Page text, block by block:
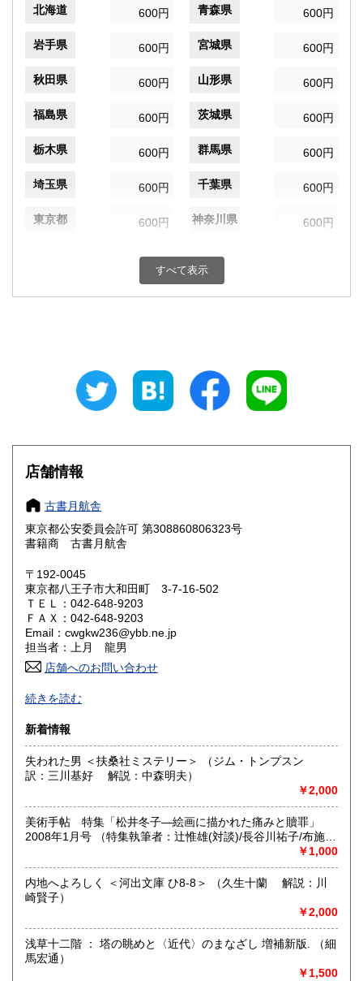
北海道 600円 青森県 600円
岩手県 600円 宮城県 600円
秋田県 600円 山形県 600円
福島県 600円 茨城県 600円
栃木県 600円 群馬県 600円
埼玉県 600円 千葉県 600円
東京都 600円 神奈川県 600円
600円 富山県
600円 三重県
大阪府
奈良県
鳥取県 600円 島根県
岡山県
山口県 600円
香川県 600円
高知県 600円
佐賀県
熊本県 600円 大分県 600円
宮崎県 600円
600円
すべて表示
店舗情報
古書月航舎
東京都公安委員会許可 第308860806323号
書籍商 古書月航舎
〒192-0045
東京都八王子市大和田町 3-7-16-502
ＴＥＬ：042-648-9203
ＦＡＸ：042-648-9203
Email：cwgkw236@ybb.ne.jp
担当者：上月 龍男
店舗へのお問い合わせ
インターネット通販専門の古書店です。迅速でスムーズな対
応を心がけております。
沿線名：無店舗です
最寄駅：-
営業時間：-
定休日：不定休
書籍の買取について
-
取り扱い分野
美術工芸、趣味、サブカルチャー、古書一般（その他）
続きを読む
新着情報
失われた男 ＜扶桑社ミステリー＞ （ジム・トンプスン
訳：三川基好 解説：中森明夫）
￥2,000
美術手帖 特集「松井冬子—絵画に描かれた痛みと贖罪」
2008年1月号 （特集執筆者：辻惟雄(対談)/長谷川祐子/布施英
￥1,000
内地へよろしく ＜河出文庫 ひ8-8＞ （久生十蘭 解説：川
崎賢子）
￥2,000
浅草十二階 ： 塔の眺めと〈近代〉のまなざし 増補新版. （細
馬宏通）
￥1,500